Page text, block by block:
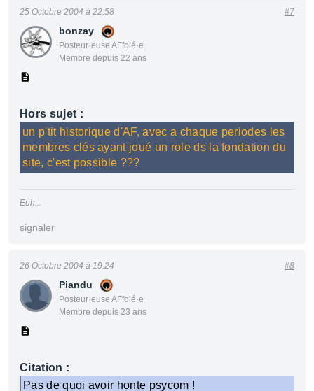
bonzay
Posteur·euse AFfolé·e
Membre depuis 22 ans
25 Octobre 2004 à 22:58 #7
Hors sujet :
un p'tit historique d'AF, avec a chaque periodes les
membres clés ayant joué un role ds la fondation du
site, c'est possible ???
Euh...
signaler
Piandu
Posteur·euse AFfolé·e
Membre depuis 23 ans
26 Octobre 2004 à 19:24 #8
Citation :
Pas de quoi avoir honte psycom !